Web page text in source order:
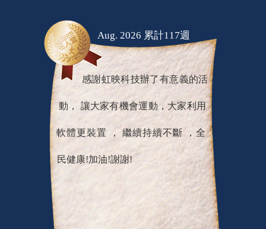
Aug. 2026 累計117週
感謝虹映科技辦了有意義的活
動， 讓大家有機會運動，大家利用
軟體更裝置 ， 繼續持續不斷 ，全
民健康!加油!謝謝!